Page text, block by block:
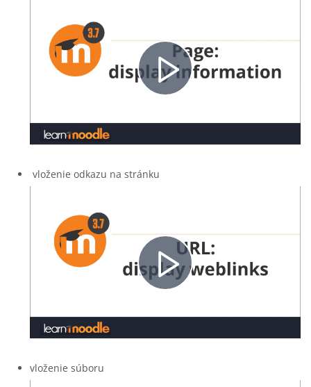
Video
abspielen
vloženie odkazu na stránku
Video
abspielen
vloženie súboru